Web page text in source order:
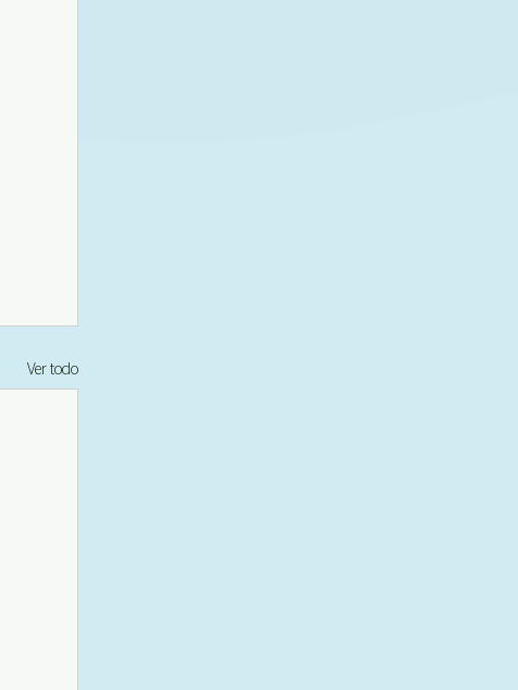
Ver todo